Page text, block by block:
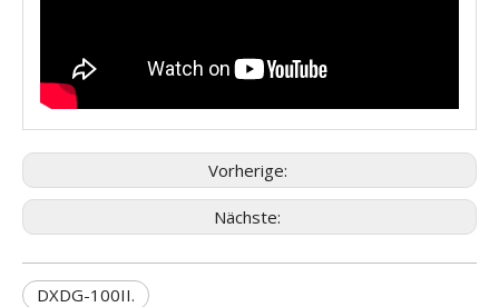
Vorherige:
Nächste:
DXDG-100II.